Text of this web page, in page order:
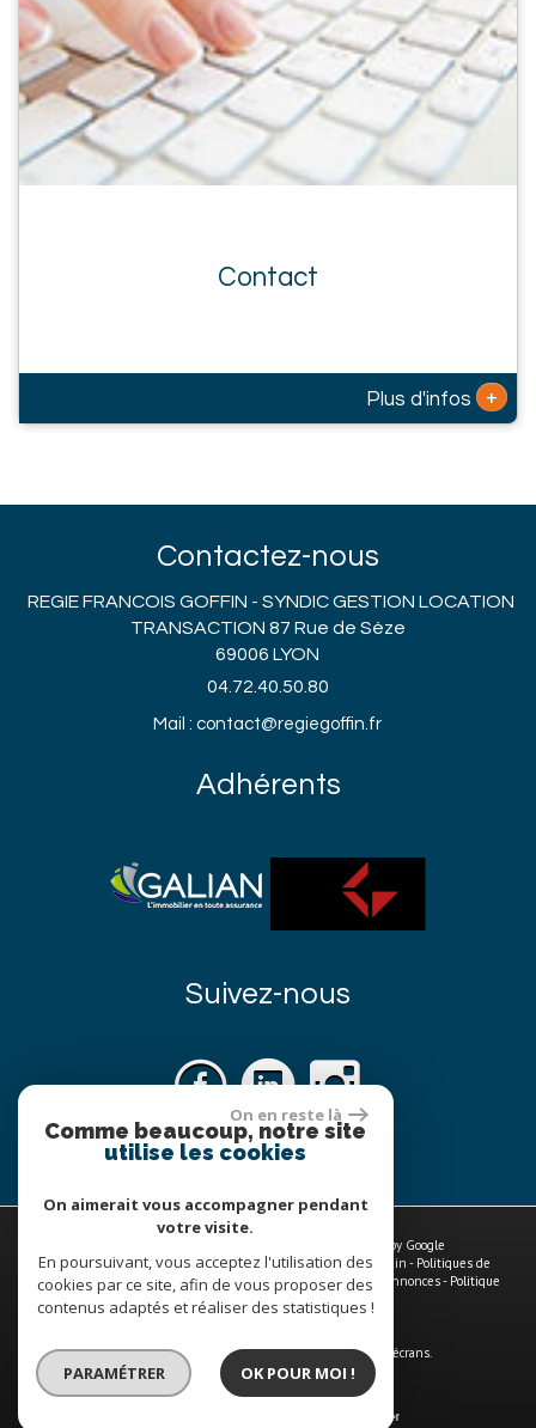
Contact
Plus d'infos +
Contactez-nous
REGIE FRANCOIS GOFFIN - SYNDIC GESTION LOCATION
TRANSACTION 87 Rue de Sèze
69006 LYON
04.72.40.50.80
Mail : contact@regiegoffin.fr
Adhérents
Suivez-nous
© 2026 | Tous droits réservés | Traduction powered by Google
Plan du site-Mentions légales-Nos honoraires-Liens-Admin - Politiques de
traitements des données à caractère personnel-Toutes nos annonces- Politique
RGPD
un seul site adaptable à tous les types d'écrans.
On en reste là
Comme beaucoup, notre site
utilise les cookies
On aimerait vous accompagner pendant
votre visite.
En poursuivant, vous acceptez l'utilisation des
cookies par ce site, afin de vous proposer des
contenus adaptés et réaliser des statistiques !
PARAMÉTRER OK POUR MOI !